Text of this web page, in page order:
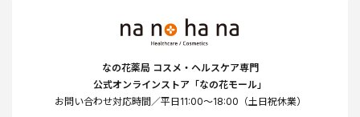
なの花薬局 コスメ・ヘルスケア専門
公式オンラインストア「なの花モール」
お問い合わせ対応時間／平日11:00～18:00（土日祝休業）